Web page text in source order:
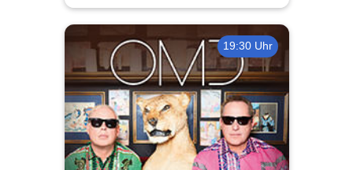
19:30 Uhr